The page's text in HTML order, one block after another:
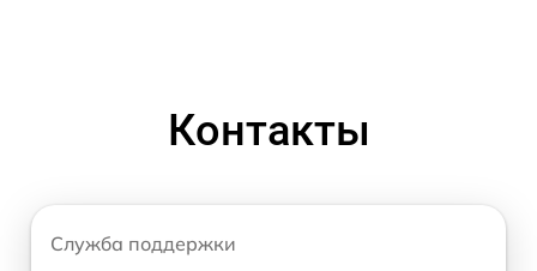
Контакты
Служба поддержки